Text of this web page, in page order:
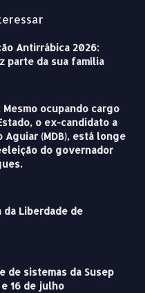
Antirrábica 2026:
parte da sua família
ocupando cargo
o ex-candidato a
(MDB), está longe
do governador
da Liberdade de
de sistemas da Susep
16 de julho